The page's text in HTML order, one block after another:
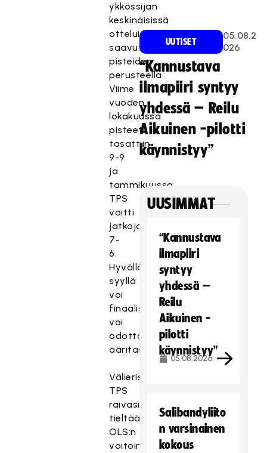
ykkössijan
keskinäisissä
otteluissa
saavutettujen
pisteiden
perusteella.
Viime
vuoden
lokakuussa
pisteet
tasattiin
9-9
ja
tammikuussa
TPS
voitti
jatkojalla
7-
6.
Hyvällä
syyllä
voi
finaalisarjasta
voi
odottaa
ääritasaista.
Välierissä
TPS
raivasi
tieltään
OLS:n
voitoin
UUTISET
05.08.2
026
“Kannustava
ilmapiiri syntyy
yhdessä – Reilu
Aikuinen -pilotti
käynnistyy”
UUSIMMAT
“Kannustava
ilmapiiri
syntyy
yhdessä –
Reilu
Aikuinen -
pilotti
käynnistyy”
05.08.2026
Salibandyliito
n varsinainen
kokous